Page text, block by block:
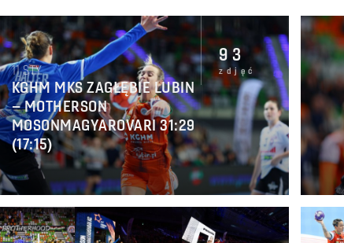
93
zdjęć
11STY
KGHM MKS ZAGŁĘBIE LUBIN
– MOTHERSON
MOSONMAGYAROVARI 31:29
(17:15)